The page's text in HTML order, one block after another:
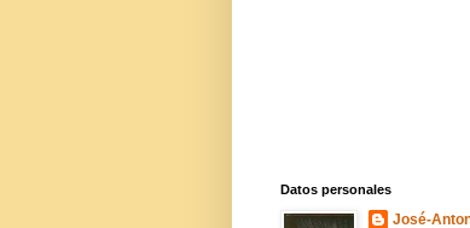
Datos personales
José-